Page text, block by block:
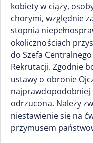
kobiety w ciąży,
chorymi, względnie
stopnia
okolicznościach
do Szefa
Rekrutacji. Zgodnie
ustawy o obronie
najprawdopodobniej
odrzucona. Należy
niestawienie się na
przymusem